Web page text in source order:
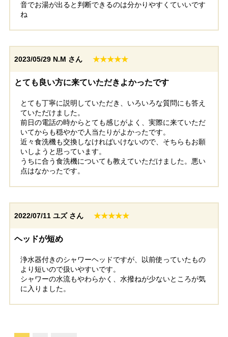
音でお湯が出ると判断できるのは分かりやすくていいです
ね
2023/05/29 N.M さん ★★★★★
とても良い方に来ていただきよかったです
とても丁寧に説明していただき、いろいろな質問にも答え
ていただけました。
前日の電話の時からとても感じがよく、実際に来ていただ
いてからも穏やかで人当たりがよかったです。
近々食洗機も交換しなければいけないので、そちらもお願
いしようと思っています。
うちに合う食洗機についても教えていただけました。悪い
点はなかったです。
2022/07/11 ユズ さん ★★★★★
ヘッドが短め
浄水器付きのシャワーヘッドですが、以前使っていたもの
より短いので扱いやすいです。
シャワーの水流もやわらかく、水撥ねが少ないところが気
に入りました。